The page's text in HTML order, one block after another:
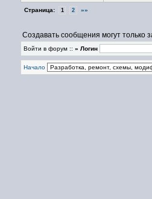
Страница: 1 2 »»
Создавать сообщения могут только
Войти в форум :: » Логин
Начало